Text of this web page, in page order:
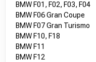
BMW F01, F02, F03, F04
BMW F06 Gran Coupe
BMW F07 Gran Turismo
BMW F10, F18
BMW F11
BMW F12